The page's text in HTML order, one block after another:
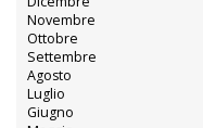
2022
Dicembre
Novembre
Ottobre
Settembre
Agosto
Luglio